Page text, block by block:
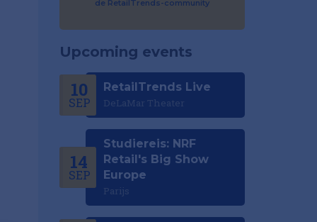
de RetailTrends-community
Upcoming events
10
SEP
RetailTrends Live
DeLaMar Theater
14
SEP
Studiereis: NRF
Retail's Big Show
Europe
Parijs